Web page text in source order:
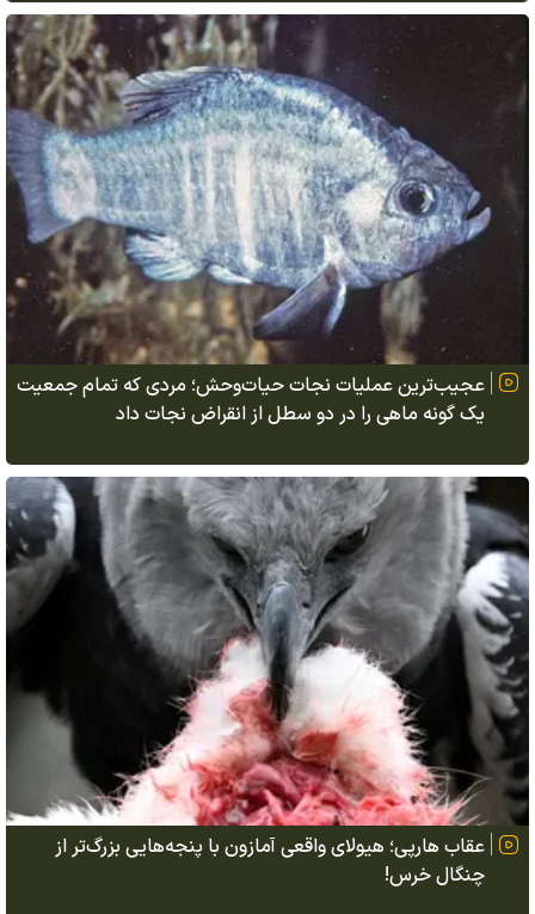
عجیب‌ترین عملیات نجات حیات‌وحش؛ مردی که تمام جمعیت
یک گونه ماهی را در دو سطل از انقراض نجات داد
عقاب هارپی؛ هیولای واقعی آمازون با پنجه‌هایی بزرگ‌تر از
چنگال خرس!